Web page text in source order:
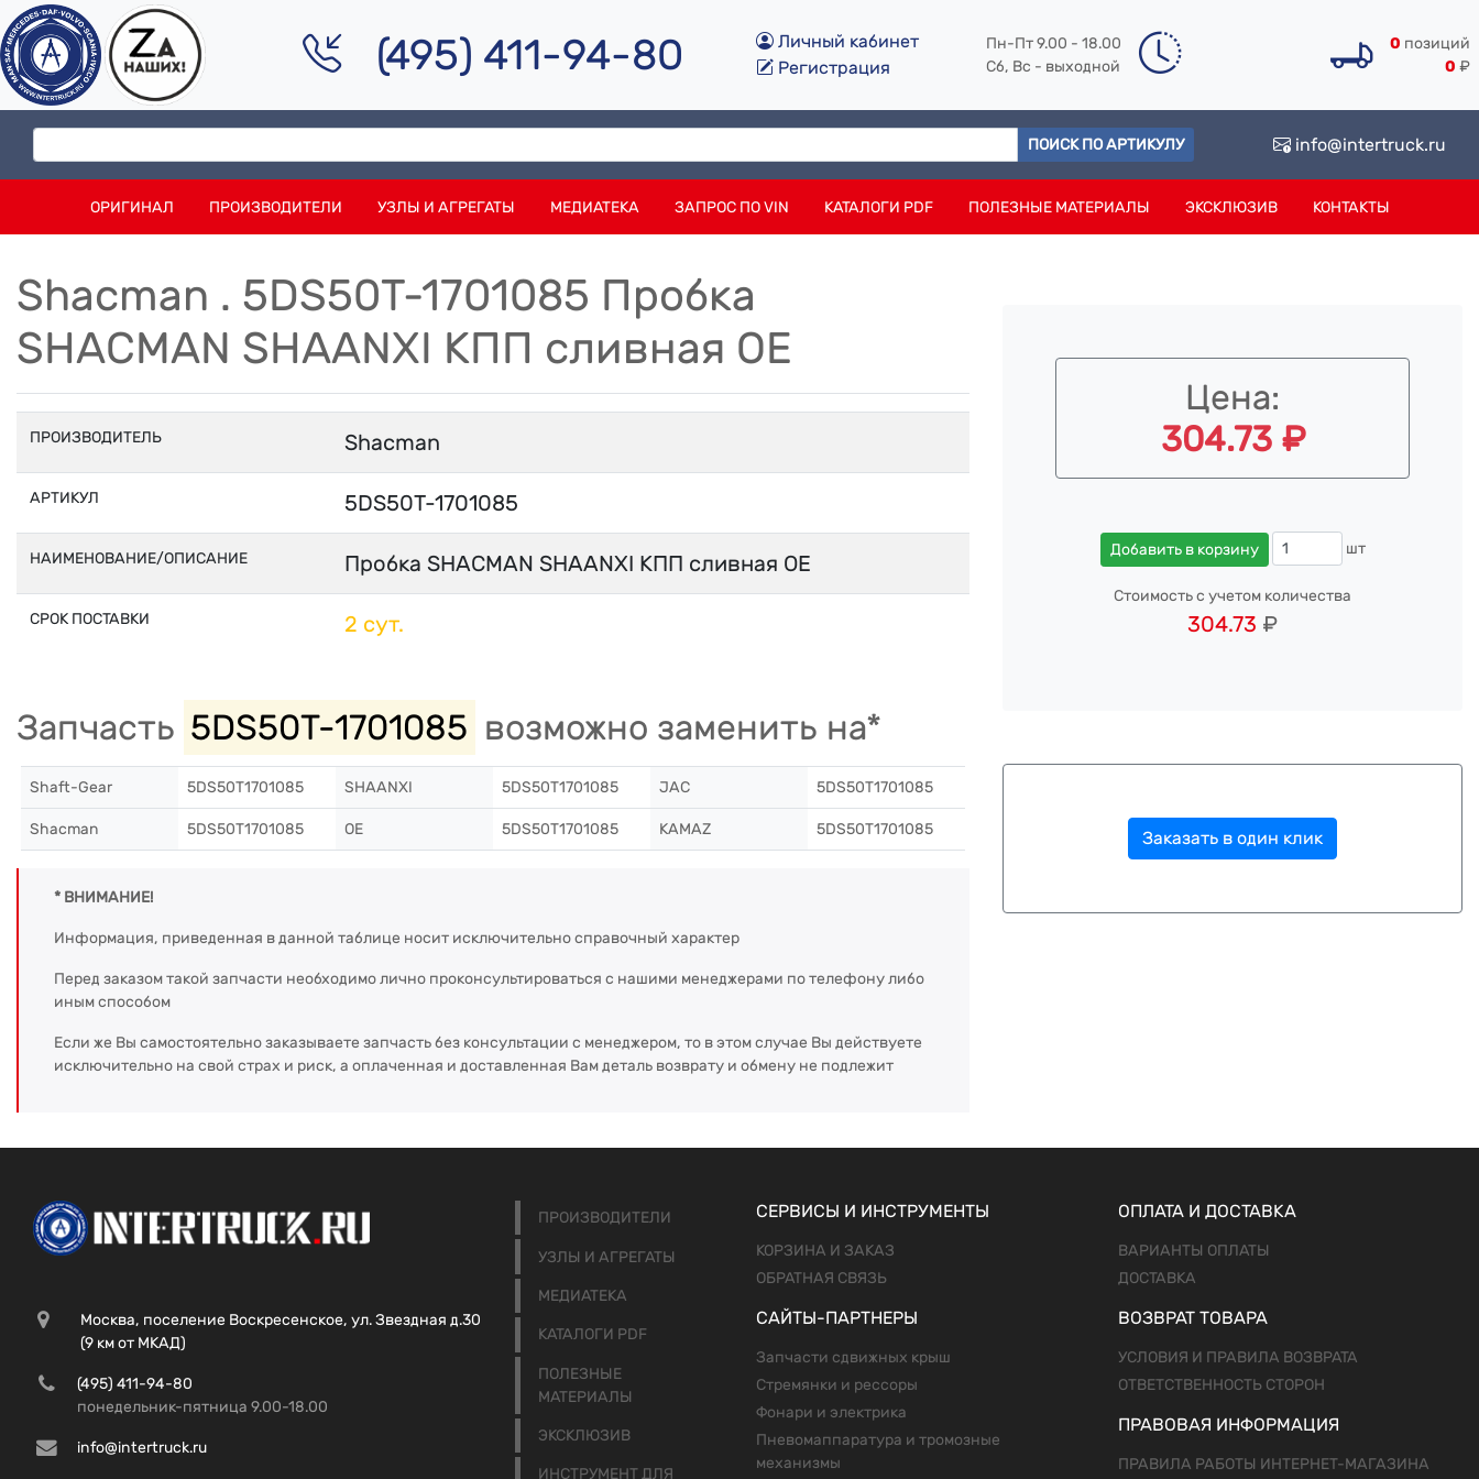
(495) 411-94-80
Личный кабинет
Регистрация
Пн-Пт 9.00 - 18.00
Сб, Вс - выходной
0 позиций
0 ₽
ПОИСК ПО АРТИКУЛУ info@intertruck.ru
ОРИГИНАЛ ПРОИЗВОДИТЕЛИ УЗЛЫ И АГРЕГАТЫ МЕДИАТЕКА ЗАПРОС ПО VIN КАТАЛОГИ PDF ПОЛЕЗНЫЕ МАТЕРИАЛЫ ЭКСКЛЮЗИВ КОНТАКТЫ
Shacman . 5DS50T-1701085 Пробка
SHACMAN SHAANXI КПП сливная OE
ПРОИЗВОДИТЕЛЬ Shacman
АРТИКУЛ 5DS50T-1701085
НАИМЕНОВАНИЕ/ОПИСАНИЕ Пробка SHACMAN SHAANXI КПП сливная OE
СРОК ПОСТАВКИ 2 сут.
Запчасть 5DS50T-1701085 возможно заменить на*
Shaft-Gear 5DS50T1701085 SHAANXI 5DS50T1701085 JAC 5DS50T1701085
Shacman 5DS50T1701085 OE 5DS50T1701085 KAMAZ 5DS50T1701085
* ВНИМАНИЕ!
Информация, приведенная в данной таблице носит исключительно справочный характер
Перед заказом такой запчасти необходимо лично проконсультироваться с нашими менеджерами по телефону либо
иным способом
Если же Вы самостоятельно заказываете запчасть без консультации с менеджером, то в этом случае Вы действуете
исключительно на свой страх и риск, а оплаченная и доставленная Вам деталь возврату и обмену не подлежит
Цена:
304.73 ₽
Добавить в корзину шт
Стоимость с учетом количества
304.73 ₽
Заказать в один клик
Москва, поселение Воскресенское, ул. Звездная д.30
(9 км от МКАД)
(495) 411-94-80
понедельник-пятница 9.00-18.00
info@intertruck.ru
ПРОИЗВОДИТЕЛИ
УЗЛЫ И АГРЕГАТЫ
МЕДИАТЕКА
КАТАЛОГИ PDF
ПОЛЕЗНЫЕ
МАТЕРИАЛЫ
ЭКСКЛЮЗИВ
ИНСТРУМЕНТ ДЛЯ
СЕРВИСЫ И ИНСТРУМЕНТЫ
КОРЗИНА И ЗАКАЗ
ОБРАТНАЯ СВЯЗЬ
САЙТЫ-ПАРТНЕРЫ
Запчасти сдвижных крыш
Стремянки и рессоры
Фонари и электрика
Пневомаппаратура и тромозные
механизмы
ОПЛАТА И ДОСТАВКА
ВАРИАНТЫ ОПЛАТЫ
ДОСТАВКА
ВОЗВРАТ ТОВАРА
УСЛОВИЯ И ПРАВИЛА ВОЗВРАТА
ОТВЕТСТВЕННОСТЬ СТОРОН
ПРАВОВАЯ ИНФОРМАЦИЯ
ПРАВИЛА РАБОТЫ ИНТЕРНЕТ-МАГАЗИНА